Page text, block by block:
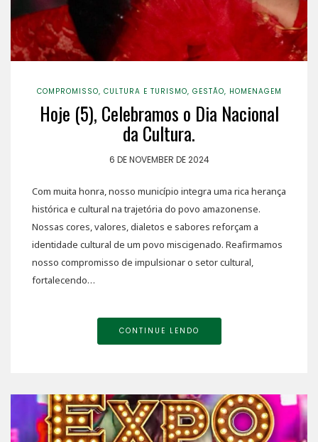
COMPROMISSO, CULTURA E TURISMO, GESTÃO, HOMENAGEM
Hoje (5), Celebramos o Dia Nacional
da Cultura.
6 DE NOVEMBER DE 2024
Com muita honra, nosso município integra uma rica herança
histórica e cultural na trajetória do povo amazonense.
Nossas cores, valores, dialetos e sabores reforçam a
identidade cultural de um povo miscigenado. Reafirmamos
nosso compromisso de impulsionar o setor cultural,
fortalecendo…
CONTINUE LENDO